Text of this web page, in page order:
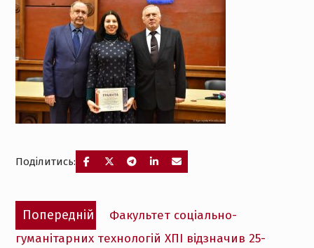
Поділитись:
Навігація
записів
Попередній
Попередній
запис:
Факультет соціально-
гуманітарних технологій ХПІ відзначив 25-